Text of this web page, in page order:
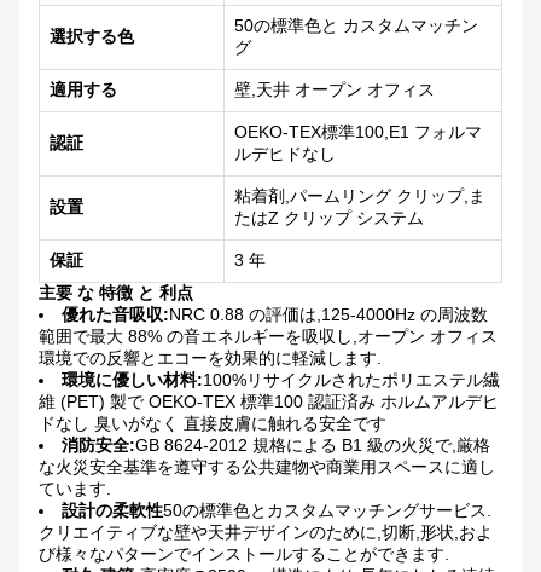
選択する色
50の標準色と カスタムマッチン
グ
適用する 壁,天井 オープン オフィス
認証
OEKO-TEX標準100,E1 フォルマ
ルデヒドなし
設置
粘着剤,パームリング クリップ,ま
たはZ クリップ システム
保証
3 年
主要 な 特徴 と 利点
優れた音吸収:NRC 0.88 の評価は,125-4000Hz の周波数
範囲で最大 88% の音エネルギーを吸収し,オープン オフィス
環境での反響とエコーを効果的に軽減します.
環境に優しい材料:100%リサイクルされたポリエステル繊
維 (PET) 製で OEKO-TEX 標準100 認証済み ホルムアルデヒ
ドなし 臭いがなく 直接皮膚に触れる安全です
消防安全:GB 8624-2012 規格による B1 級の火災で,厳格
な火災安全基準を遵守する公共建物や商業用スペースに適し
ています.
設計の柔軟性50の標準色とカスタムマッチングサービス.
クリエイティブな壁や天井デザインのために,切断,形状,およ
び様々なパターンでインストールすることができます.